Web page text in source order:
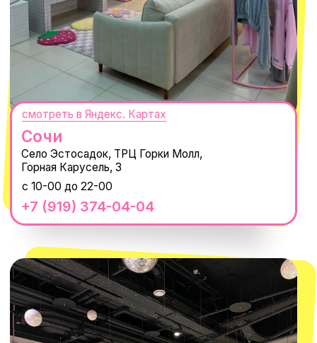
WhatsApp
8 800 550-06-92
macrocosm_store@mail.ru
КОНТАКТЫ
Оплата долями
Size guide
Обмен и возврат
ПОКУПАТЕЛЯМ
Вакансии
Магазины
Наши путешествия
Наши проекты
Новости
О КОМПАНИИ
Нажимая "Подписаться", вы соглашаетесь с
Политикой обработки
персональных данныхиСогласием на рассылку электронных
сообщений
@MACROCOSM_STORE
MACROCOSM
300'000+ подписчиков